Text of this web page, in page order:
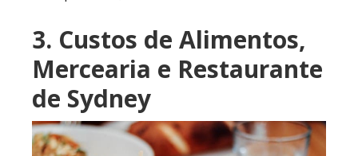
3. Custos de Alimentos,
Mercearia e Restaurante
de Sydney